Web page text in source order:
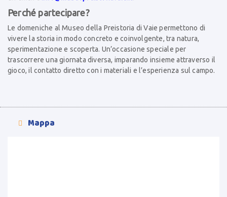
Perché partecipare?
Le domeniche al Museo della Preistoria di Vaie permettono di
vivere la storia in modo concreto e coinvolgente, tra natura,
sperimentazione e scoperta. Un’occasione speciale per
trascorrere una giornata diversa, imparando insieme attraverso il
gioco, il contatto diretto con i materiali e l’esperienza sul campo.
 Mappa